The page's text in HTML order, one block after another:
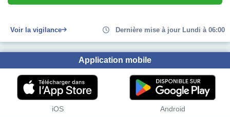
Voir la vigilance Dernière mise à jour Lundi à 06:00
Application mobile
iOS Android